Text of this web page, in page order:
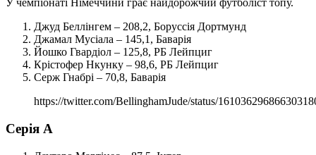
У чемпіонаті Німеччини грає найдорожчий футболіст топу.
Джуд Беллінгем – 208,2, Боруссія Дортмунд
Джамал Мусіала – 145,1, Баварія
Йошко Гвардіол – 125,8, РБ Лейпциг
Крістофер Нкунку – 98,6, РБ Лейпциг
Серж Гнабрі – 70,8, Баварія
https://twitter.com/BellinghamJude/status/
Серія А